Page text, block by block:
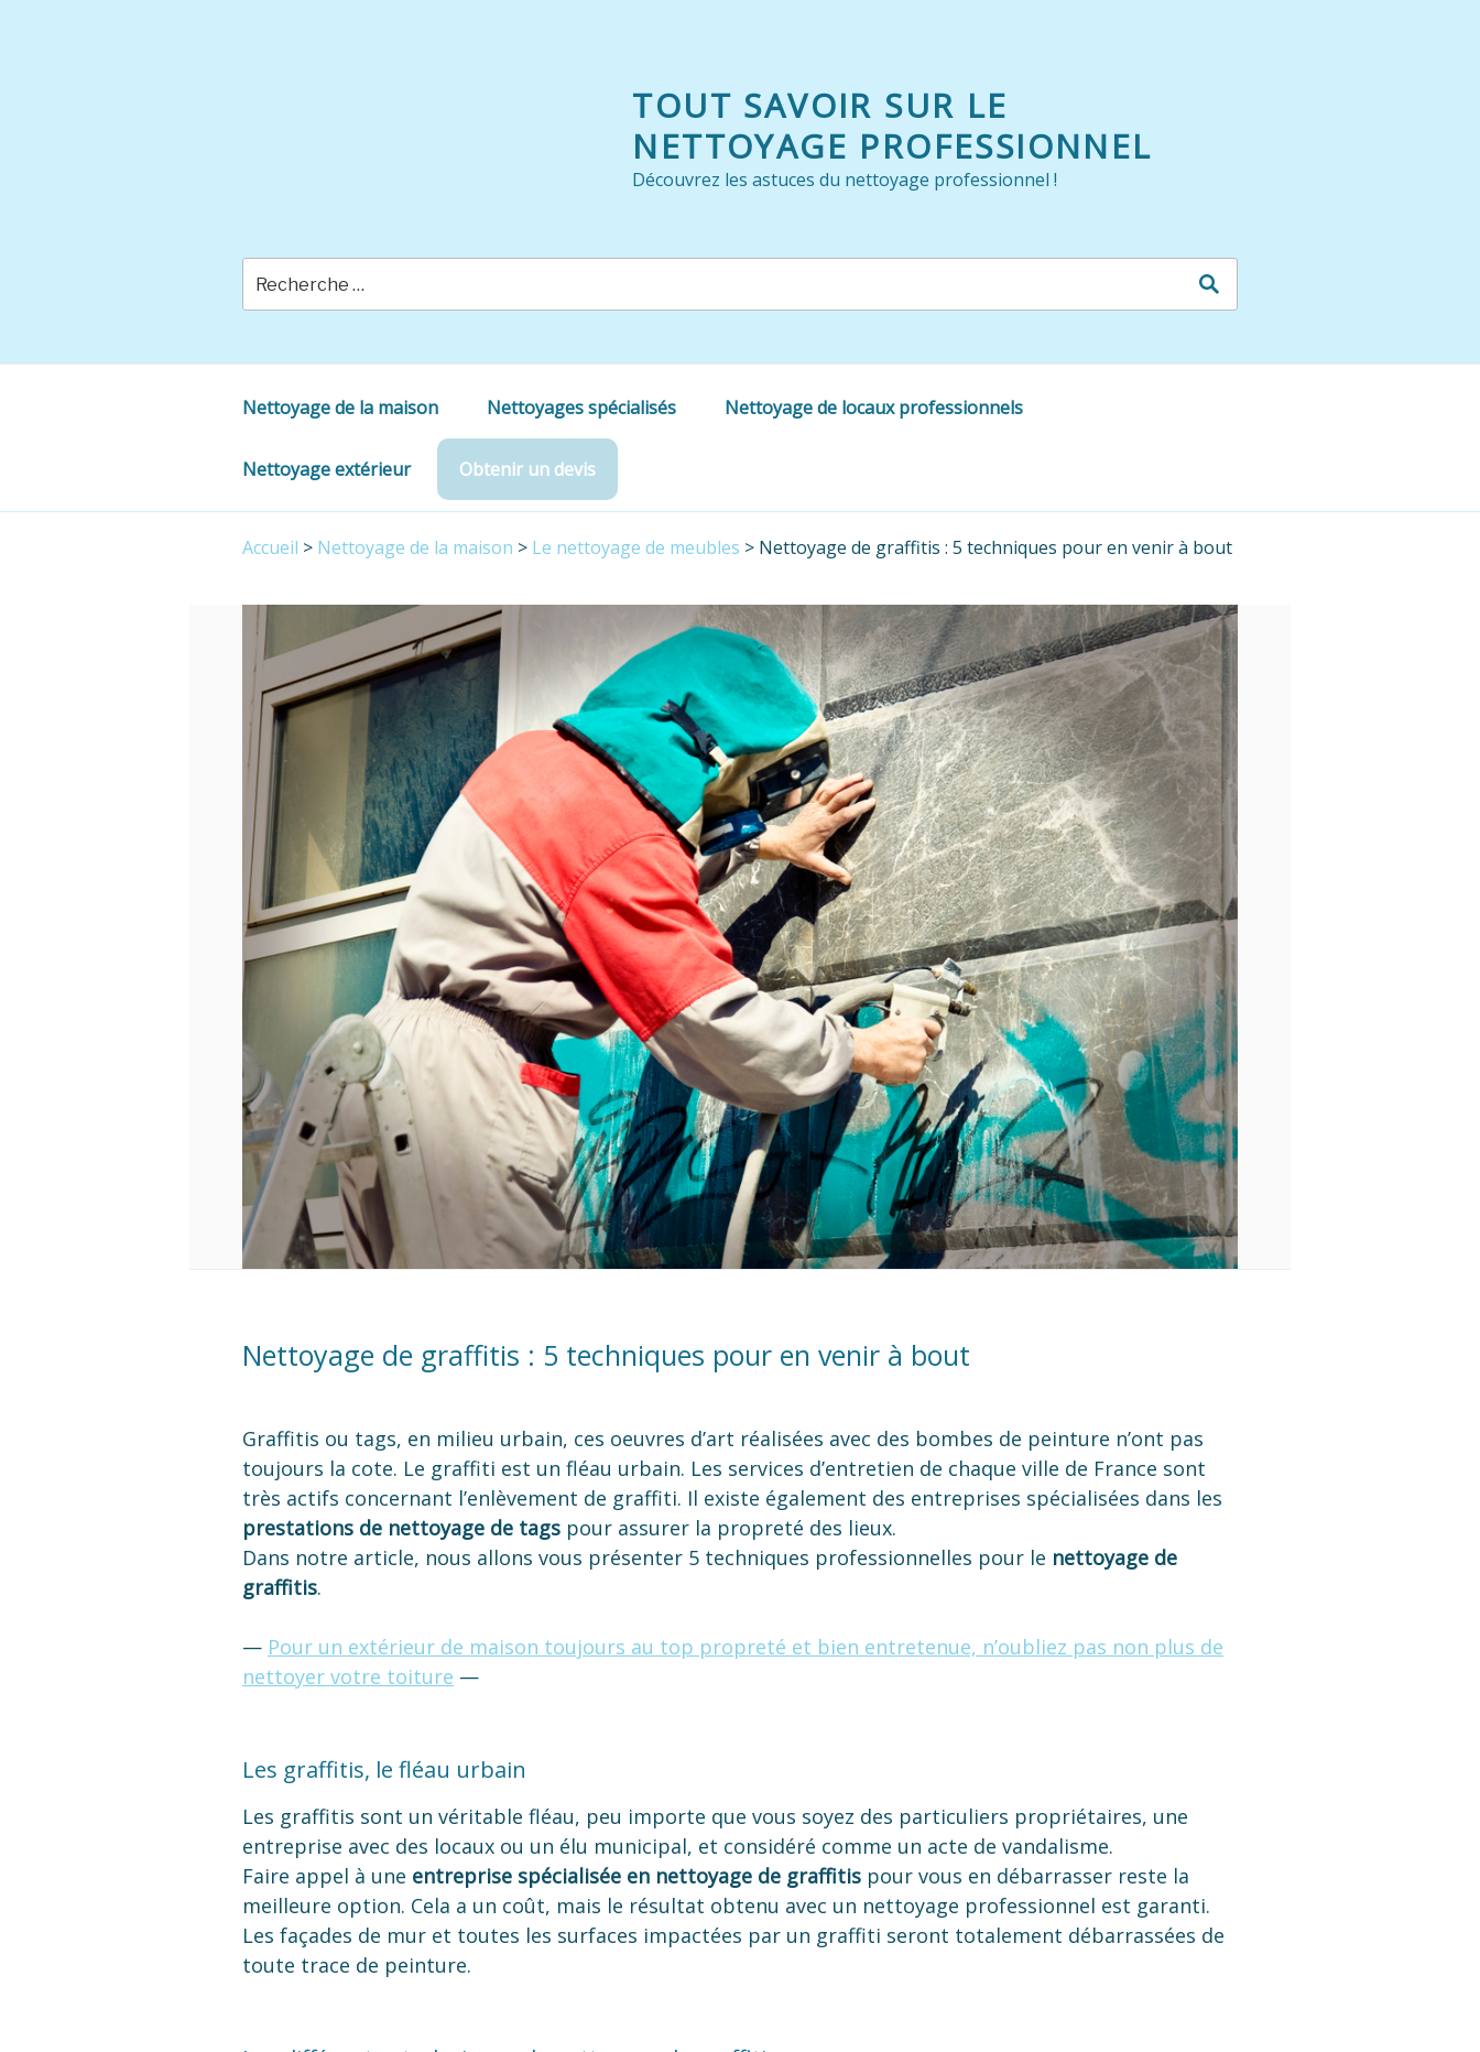
TOUT SAVOIR SUR LE
NETTOYAGE PROFESSIONNEL
Découvrez les astuces du nettoyage professionnel !
Nettoyage de la maison Nettoyages spécialisés Nettoyage de locaux professionnels
Nettoyage extérieur Obtenir un devis
Accueil > Nettoyage de la maison > Le nettoyage de meubles > Nettoyage de graffitis : 5 techniques pour en venir à bout
Nettoyage de graffitis : 5 techniques pour en venir à bout
Graffitis ou tags, en milieu urbain, ces oeuvres d’art réalisées avec des bombes de peinture n’ont pas
toujours la cote. Le graffiti est un fléau urbain. Les services d’entretien de chaque ville de France sont
très actifs concernant l’enlèvement de graffiti. Il existe également des entreprises spécialisées dans les
prestations de nettoyage de tags pour assurer la propreté des lieux.
Dans notre article, nous allons vous présenter 5 techniques professionnelles pour le nettoyage de
graffitis.
— Pour un extérieur de maison toujours au top propreté et bien entretenue, n’oubliez pas non plus de
nettoyer votre toiture —
Les graffitis, le fléau urbain
Les graffitis sont un véritable fléau, peu importe que vous soyez des particuliers propriétaires, une
entreprise avec des locaux ou un élu municipal, et considéré comme un acte de vandalisme.
Faire appel à une entreprise spécialisée en nettoyage de graffitis pour vous en débarrasser reste la
meilleure option. Cela a un coût, mais le résultat obtenu avec un nettoyage professionnel est garanti.
Les façades de mur et toutes les surfaces impactées par un graffiti seront totalement débarrassées de
toute trace de peinture.